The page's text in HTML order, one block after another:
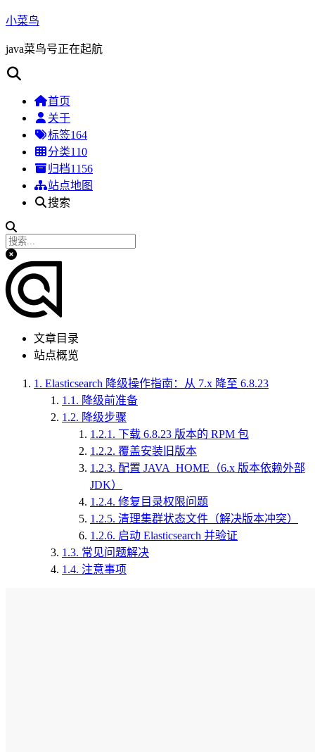
小菜鸟
java菜鸟号正在起航
首页
关于
标签164
分类110
归档1156
站点地图
搜索
文章目录
站点概览
1. Elasticsearch 降级操作指南：从 7.x 降至 6.8.23
1.1. 降级前准备
1.2. 降级步骤
1.2.1. 下载 6.8.23 版本的 RPM 包
1.2.2. 覆盖安装旧版本
1.2.3. 配置 JAVA_HOME（6.x 版本依赖外部
JDK）
1.2.4. 修复目录权限问题
1.2.5. 清理集群状态文件（解决版本冲突）
1.2.6. 启动 Elasticsearch 并验证
1.3. 常见问题解决
1.4. 注意事项